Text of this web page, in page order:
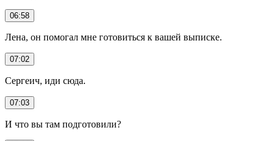
06:58
Лена, он помогал мне готовиться к вашей выписке.
07:02
Сергеич, иди сюда.
07:03
И что вы там подготовили?